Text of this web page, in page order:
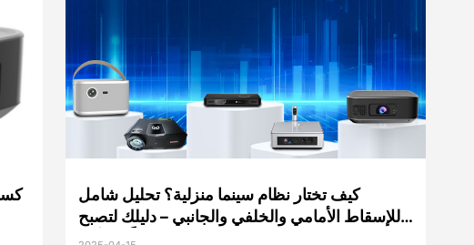
كيف تختار نظام سينما منزلية؟ تحليل شامل
للإسقاط الأمامي والخلفي والجانبي – دليلك لتصبح
خبيراً في أجه